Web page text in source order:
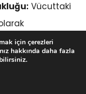
Vücuttaki
bağışıklık
hücrelere
için çerezleri
hakkında daha fazla